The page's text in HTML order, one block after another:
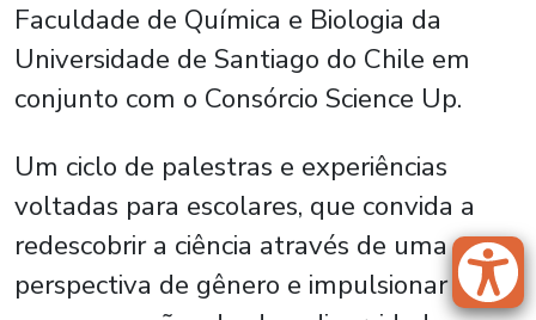
Faculdade de Química e Biologia da
Universidade de Santiago do Chile em
conjunto com o Consórcio Science Up.
Um ciclo de palestras e experiências
voltadas para escolares, que convida a
redescobrir a ciência através de uma
perspectiva de gênero e impulsionar